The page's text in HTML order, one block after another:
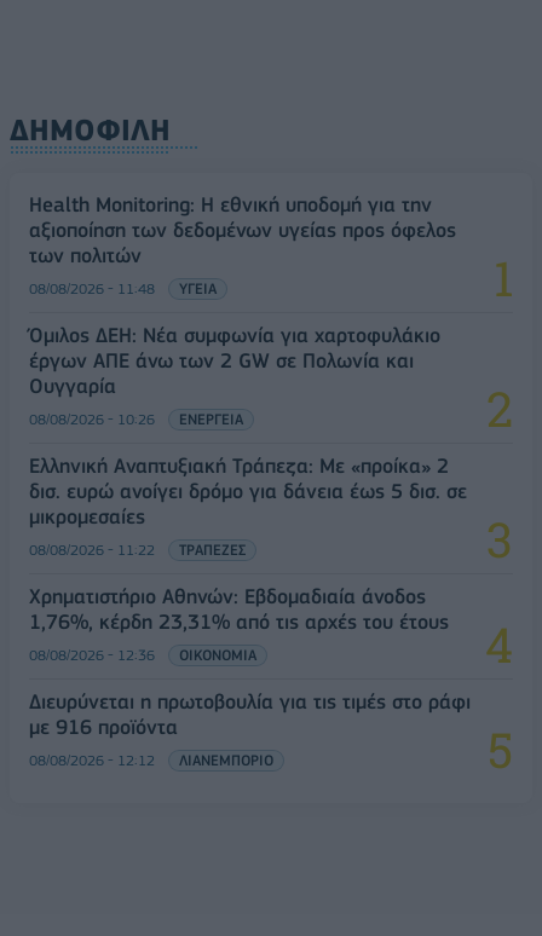
ΔΗΜΟΦΙΛΗ
Health Monitoring: Η εθνική υποδομή για την
αξιοποίηση των δεδομένων υγείας προς όφελος
των πολιτών
08/08/2026 - 11:48 ΥΓΕΙΑ
Όμιλος ΔΕΗ: Νέα συμφωνία για χαρτοφυλάκιο
έργων ΑΠΕ άνω των 2 GW σε Πολωνία και
Ουγγαρία
08/08/2026 - 10:26 ΕΝΕΡΓΕΙΑ
Ελληνική Αναπτυξιακή Τράπεζα: Με «προίκα» 2
δισ. ευρώ ανοίγει δρόμο για δάνεια έως 5 δισ. σε
μικρομεσαίες
08/08/2026 - 11:22 ΤΡΑΠΕΖΕΣ
Χρηματιστήριο Αθηνών: Εβδομαδιαία άνοδος
1,76%, κέρδη 23,31% από τις αρχές του έτους
08/08/2026 - 12:36 ΟΙΚΟΝΟΜΙΑ
Διευρύνεται η πρωτοβουλία για τις τιμές στο ράφι
με 916 προϊόντα
08/08/2026 - 12:12 ΛΙΑΝΕΜΠΟΡΙΟ